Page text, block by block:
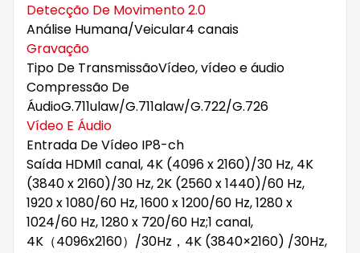
Detecção De Movimento 2.0
Análise Humana/Veicular4 canais
Gravação
Tipo De TransmissãoVídeo, vídeo e áudio
Compressão De
ÁudioG.711ulaw/G.711alaw/G.722/G.726
Vídeo E Áudio
Entrada De Vídeo IP8-ch
Saída HDMI1 canal, 4K (4096 x 2160)/30 Hz, 4K
(3840 x 2160)/30 Hz, 2K (2560 x 1440)/60 Hz,
1920 x 1080/60 Hz, 1600 x 1200/60 Hz, 1280 x
1024/60 Hz, 1280 x 720/60 Hz;1 canal,
4K（4096x2160）/30Hz，4K (3840×2160) /30Hz,